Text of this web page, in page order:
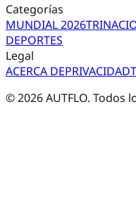
Categorías
MUNDIAL 2026TRI
DEPORTES
Legal
ACERCA DEPRIVACIDAD
©2026AUTFLO. Todos